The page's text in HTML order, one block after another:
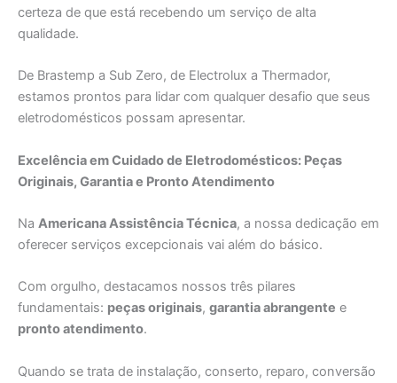
certeza de que está recebendo um serviço de alta
qualidade.
De Brastemp a Sub Zero, de Electrolux a Thermador,
estamos prontos para lidar com qualquer desafio que seus
eletrodomésticos possam apresentar.
Excelência em Cuidado de Eletrodomésticos: Peças
Originais, Garantia e Pronto Atendimento
Na Americana Assistência Técnica, a nossa dedicação em
oferecer serviços excepcionais vai além do básico.
Com orgulho, destacamos nossos três pilares
fundamentais: peças originais, garantia abrangente e
pronto atendimento.
Quando se trata de instalação, conserto, reparo, conversão